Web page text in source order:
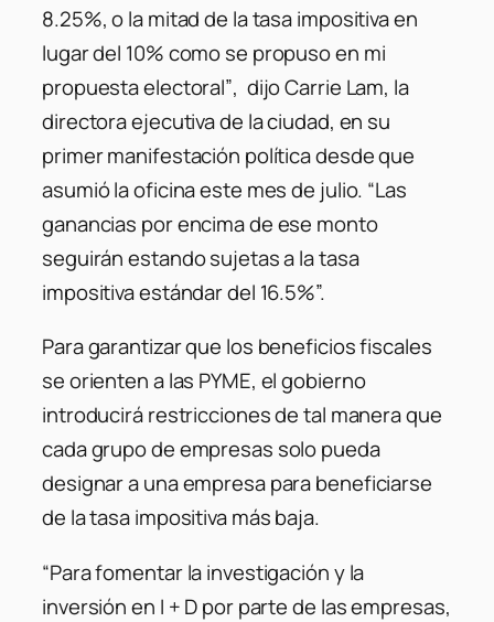
8.25%, o la mitad de la tasa impositiva en
lugar del 10% como se propuso en mi
propuesta electoral”, dijo Carrie Lam, la
directora ejecutiva de la ciudad, en su
primer manifestación política desde que
asumió la oficina este mes de julio. “Las
ganancias por encima de ese monto
seguirán estando sujetas a la tasa
impositiva estándar del 16.5%”.
Para garantizar que los beneficios fiscales
se orienten a las PYME, el gobierno
introducirá restricciones de tal manera que
cada grupo de empresas solo pueda
designar a una empresa para beneficiarse
de la tasa impositiva más baja.
“Para fomentar la investigación y la
inversión en I + D por parte de las empresas,